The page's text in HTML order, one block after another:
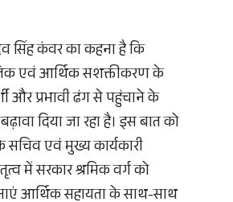
सिंह कंवर का कहना है कि
एवं आर्थिक सशक्तीकरण के
और प्रभावी ढंग से पहुंचाने के
दिया जा रहा है। इस बात को
सचिव एवं मुख्य कार्यकारी
में सरकार श्रमिक वर्ग को
आर्थिक सहायता के साथ-साथ